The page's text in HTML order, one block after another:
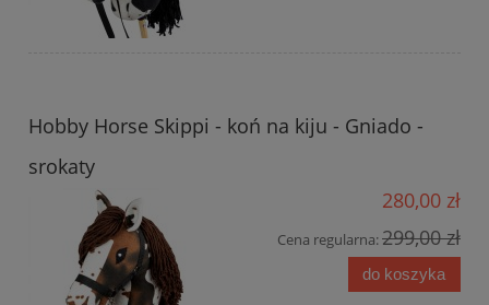
Hobby Horse Skippi - koń na kiju - Gniado -
srokaty
280,00 zł
Cena regularna:299,00 zł
do koszyka